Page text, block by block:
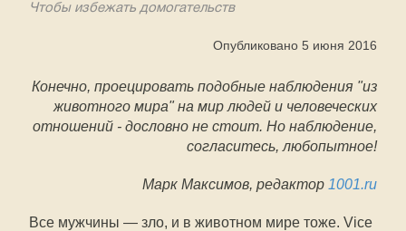
Чтобы избежать домогательств
Опубликовано 5 июня 2016
Конечно, проецировать подобные наблюдения "из
животного мира" на мир людей и человеческих
отношений - дословно не стоит. Но наблюдение,
согласитесь, любопытное!
Марк Максимов, редактор 1001.ru
Все мужчины — зло, и в животном мире тоже. Vice